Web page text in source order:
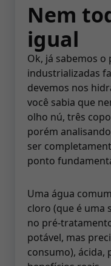
Nem
igual
Ok, já sabemos
industrializadas
devemos nos
você sabia que
olho nú, três
porém
ser
ponto
Uma água
cloro (que é uma
no pré-
potável, mas
consumo), ácida,